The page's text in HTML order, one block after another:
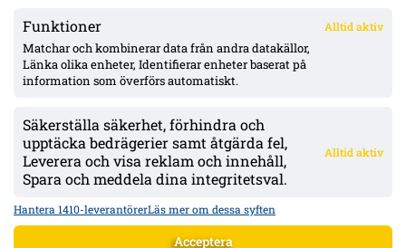
Funktioner Alltid aktiv
Matchar och kombinerar data från andra datakällor,
Länka olika enheter, Identifierar enheter baserat på
information som överförs automatiskt.
Säkerställa säkerhet, förhindra och
upptäcka bedrägerier samt åtgärda fel,
Leverera och visa reklam och innehåll,
Spara och meddela dina integritetsval.
Alltid aktiv
Hantera 1410-leverantörerLäs mer om dessa syften
Acceptera
ÖVERSIKT
Nyheter & Reportage
Spelarbetyg
KONTAKT
kontakt@bollsvenskan.se
redaktionen@bollsvenskan.se
jobb@bollsvenskan.se
ÖVRIGT